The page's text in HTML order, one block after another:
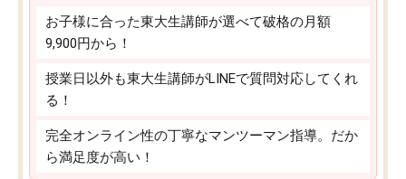
お子様に合った東大生講師が選べて破格の月額
9,900円から！
授業日以外も東大生講師がLINEで質問対応してくれ
る！
完全オンライン性の丁寧なマンツーマン指導。だか
ら満足度が高い！